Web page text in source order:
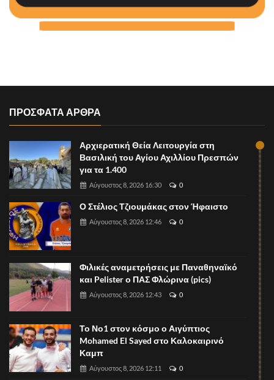
ΠΡΟΣΦΑΤΑ ΑΡΘΡΑ
Αρχιερατική Θεία Λειτουργία στη
Βασιλική του Αγίου Αχιλλίου Πρεσπών
για τα 1.400
Αύγουστος 8, 2026 16:30 0
Ο Στέλιος Τζιουμάκας στον Ήφαιστο
Αύγουστος 8, 2026 12:46 0
Φιλικές αναμετρήσεις με Παναθηναϊκό
και Pelister ο ΠΑΣ Φλώρινα (pics)
Αύγουστος 8, 2026 12:43 0
Το Νο1 στον κόσμο ο Αιγύπτιος
Mohamed El Sayed στο Καλοκαιρινό
Καμπ
Αύγουστος 8, 2026 12:11 0